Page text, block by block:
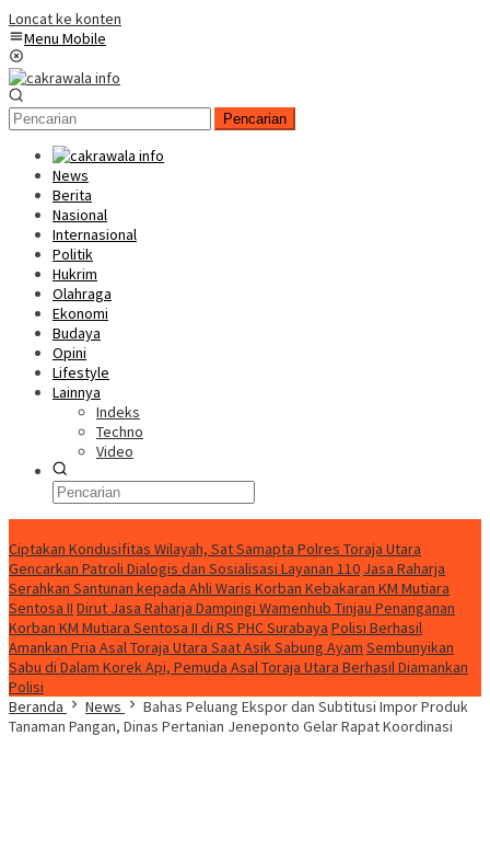
Loncat ke konten
Menu Mobile
Pencarian
News
Berita
Nasional
Internasional
Politik
Hukrim
Olahraga
Ekonomi
Budaya
Opini
Lifestyle
Lainnya
Indeks
Techno
Video
Ciptakan Kondusifitas Wilayah, Sat Samapta Polres Toraja Utara
Gencarkan Patroli Dialogis dan Sosialisasi Layanan 110 Jasa Raharja
Serahkan Santunan kepada Ahli Waris Korban Kebakaran KM Mutiara
Sentosa II Dirut Jasa Raharja Dampingi Wamenhub Tinjau Penanganan
Korban KM Mutiara Sentosa II di RS PHC Surabaya Polisi Berhasil
Amankan Pria Asal Toraja Utara Saat Asik Sabung Ayam Sembunyikan
Sabu di Dalam Korek Api, Pemuda Asal Toraja Utara Berhasil Diamankan
Polisi
Beranda
News
Bahas Peluang Ekspor dan Subtitusi Impor Produk
Tanaman Pangan, Dinas Pertanian Jeneponto Gelar Rapat Koordinasi